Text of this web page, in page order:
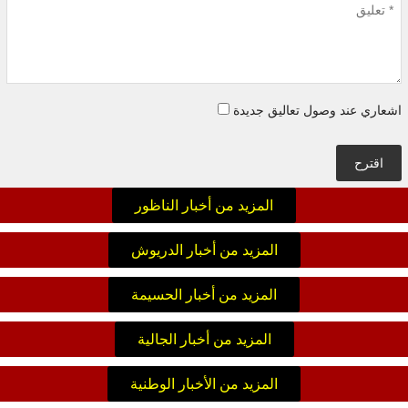
اشعاري عند وصول تعاليق جديدة
اقترح
المزيد من أخبار الناظور
المزيد من أخبار الدريوش
المزيد من أخبار الحسيمة
المزيد من أخبار الجالية
المزيد من الأخبار الوطنية